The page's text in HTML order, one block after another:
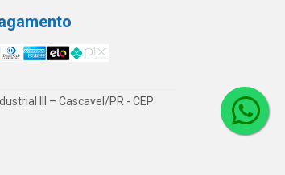
III – Cascavel/PR - CEP